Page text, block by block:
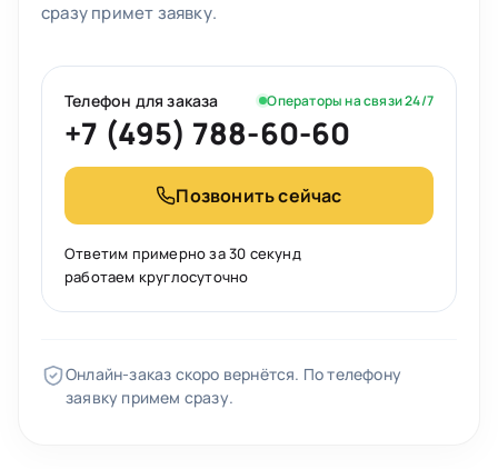
сразу примет заявку.
Телефон для заказа Операторы на связи 24/7
+7 (495) 788-60-60
Позвонить сейчас
Ответим примерно за 30 секунд
работаем круглосуточно
Онлайн-заказ скоро вернётся. По телефону
заявку примем сразу.